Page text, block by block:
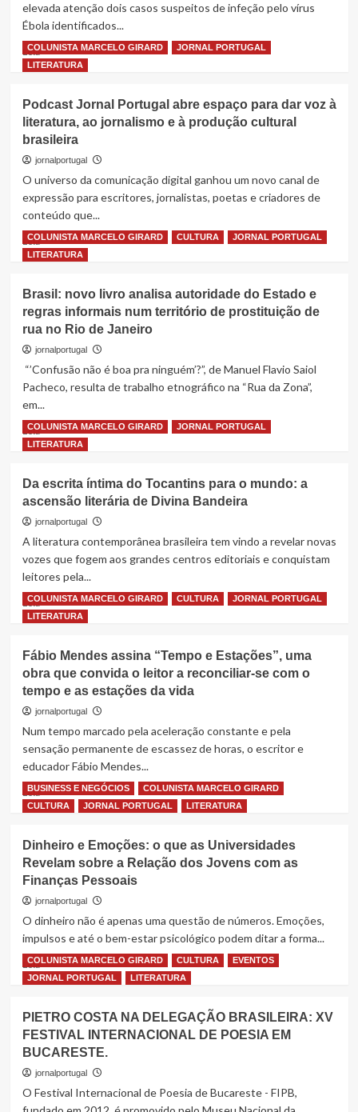
na
Estreia
Mundial
elevada atenção dois casos suspeitos de infeção pelo vírus
Ébola identificados...
LeiaRead
more
em
Alerta
Sanitário
Após
de
Ébola
em
Passageiros
Vindos
do
COLUNISTA MARCELO GIRARD
JORNAL PORTUGAL
LITERATURA
Podcast Jornal Portugal abre espaço para dar voz à
literatura, ao jornalismo e à produção cultural
brasileira
jornalportugal
O universo da comunicação digital ganhou um novo canal de
expressão para escritores, jornalistas, poetas e criadores de
conteúdo que...
LeiaRead
more
Jornal
Portugal
abre
espaço
dar
voz
à
literatura,
ao
jornalismo
à
produção
brasileira
COLUNISTA MARCELO GIRARD CULTURA
JORNAL PORTUGAL
LITERATURA
Brasil: novo livro analisa autoridade do Estado e
regras informais num território de prostituição de
rua no Rio de Janeiro
jornalportugal
“’Confusão não é boa pra ninguém’?”, de Manuel Flavio Saiol
Pacheco, resulta de trabalho etnográfico na “Rua da Zona”,
em...
LeiaRead
more
novo
livro
analisa
Estado
e
regras
informais
num
de
prostituição
de
no
Rio
de
Janeiro
COLUNISTA MARCELO GIRARD
JORNAL PORTUGAL
LITERATURA
Da escrita íntima do Tocantins para o mundo: a
ascensão literária de Divina Bandeira
jornalportugal
A literatura contemporânea brasileira tem vindo a revelar novas
vozes que fogem aos grandes centros editoriais e conquistam
leitores pela...
LeiaRead
more
escrita
íntima
do
Tocantins
o
mundo:
a
ascensão
literária
de
Bandeira
COLUNISTA MARCELO GIRARD CULTURA
JORNAL PORTUGAL
LITERATURA
Fábio Mendes assina “Tempo e Estações”, uma
obra que convida o leitor a reconciliar-se com o
tempo e as estações da vida
jornalportugal
Num tempo marcado pela aceleração constante e pela
sensação permanente de escassez de horas, o escritor e
educador Fábio Mendes...
LeiaRead
more
Mendes
assina
“Tempo
e
uma
obra
que
convida
o
a
reconciliar-
se
o
tempo
e
BUSINESS E NEGÓCIOS
COLUNISTA MARCELO GIRARD
CULTURA
JORNAL PORTUGAL LITERATURA
Dinheiro e Emoções: o que as Universidades
Revelam sobre a Relação dos Jovens com as
Finanças Pessoais
jornalportugal
O dinheiro não é apenas uma questão de números. Emoções,
impulsos e até o bem-estar psicológico podem ditar a forma...
LeiaRead
more
e
Emoções:
o
que
Universidades
COLUNISTA MARCELO GIRARD CULTURA
EVENTOS
JORNAL PORTUGAL
LITERATURA
PIETRO COSTA NA DELEGAÇÃO BRASILEIRA: XV
FESTIVAL INTERNACIONAL DE POESIA EM
BUCARESTE.
jornalportugal
O Festival Internacional de Poesia de Bucareste - FIPB,